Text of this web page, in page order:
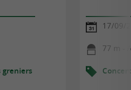
greniers
17/09/
77 m -